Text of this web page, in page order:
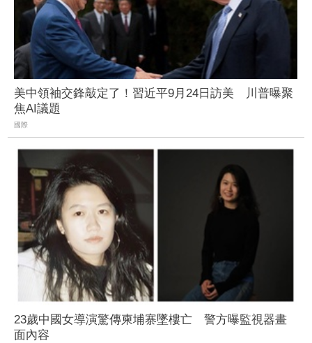
美中領袖交鋒敲定了！習近平9月24日訪美 川普曝聚
焦AI議題
國際
23歲中國女導演驚傳柬埔寨墜樓亡 警方曝監視器畫
面內容